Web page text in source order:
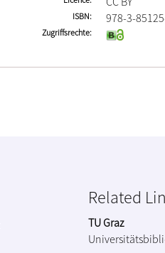
ISBN 978-3-
Zugriffsrechte
Related
TU Graz